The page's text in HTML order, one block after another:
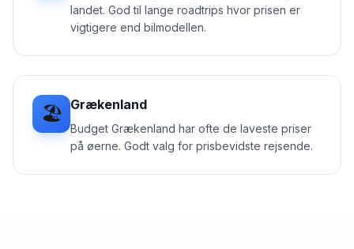
landet. God til lange roadtrips hvor prisen er
vigtigere end bilmodellen.
🏖️ Grækenland
Budget Grækenland har ofte de laveste priser
på øerne. Godt valg for prisbevidste rejsende.